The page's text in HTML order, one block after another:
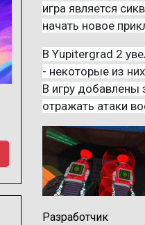
игра является
начать новое
В Yupitergrad 2
- некоторые из
В игру
отражать атаки
Разработчик